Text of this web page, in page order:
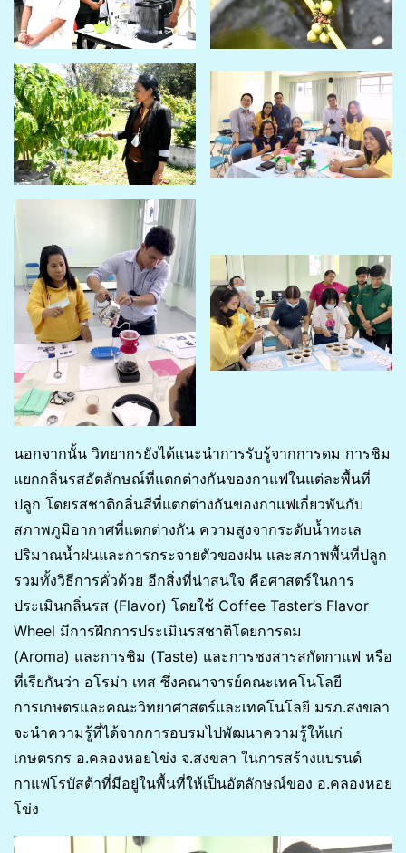
นอกจากนั้น วิทยากรยังได้แนะนำการรับรู้จากการดม การชิม
แยกกลิ่นรสอัตลักษณ์ที่แตกต่างกันของกาแฟในแต่ละพื้นที่
ปลูก โดยรสชาติกลิ่นสีที่แตกต่างกันของกาแฟเกี่ยวพันกับ
สภาพภูมิอากาศที่แตกต่างกัน ความสูงจากระดับน้ำทะเล
ปริมาณน้ำฝนและการกระจายตัวของฝน และสภาพพื้นที่ปลูก
รวมทั้งวิธีการคั่วด้วย อีกสิ่งที่น่าสนใจ คือศาสตร์ในการ
ประเมินกลิ่นรส (Flavor) โดยใช้ Coffee Taster’s Flavor
Wheel มีการฝึกการประเมินรสชาติโดยการดม
(Aroma) และการชิม (Taste) และการชงสารสกัดกาแฟ หรือ
ที่เรียกันว่า อโรม่า เทส ซึ่งคณาจารย์คณะเทคโนโลยี
การเกษตรและคณะวิทยาศาสตร์และเทคโนโลยี มรภ.สงขลา
จะนำความรู้ที่ได้จากการอบรมไปพัฒนาความรู้ให้แก่
เกษตรกร อ.คลองหอยโข่ง จ.สงขลา ในการสร้างแบรนด์
กาแฟโรบัสต้าที่มีอยู่ในพื้นที่ให้เป็นอัตลักษณ์ของ อ.คลองหอย
โข่ง